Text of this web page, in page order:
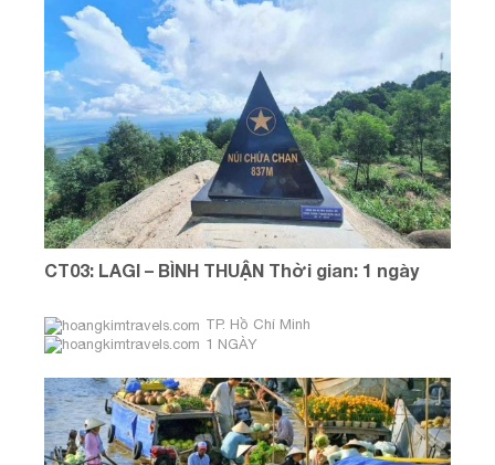
CT03: LAGI – BÌNH THUẬN Thời gian: 1 ngày
TP. Hồ Chí Minh
1 NGÀY